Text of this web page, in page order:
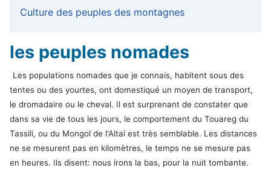
Culture des peuples des montagnes
les peuples nomades
Les populations nomades que je connais, habitent sous des
tentes ou des yourtes, ont domestiqué un moyen de transport,
le dromadaire ou le cheval. Il est surprenant de constater que
dans sa vie de tous les jours, le comportement du Touareg du
Tassili, ou du Mongol de l'Altaï est très semblable. Les distances
ne se mesurent pas en kilomètres, le temps ne se mesure pas
en heures. Ils disent: nous irons la bas, pour la nuit tombante.